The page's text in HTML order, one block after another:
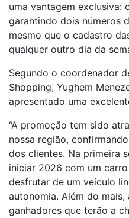
uma vantagem exclusiva:
garantindo dois números
mesmo que o cadastro
qualquer outro dia da
Segundo o coordenador
Shopping, Yughem
apresentado uma
“A promoção tem sido
nossa região,
dos clientes. Na primeira
iniciar 2026 com um
desfrutar de um veículo
autonomia. Além do mais,
ganhadores que terão a